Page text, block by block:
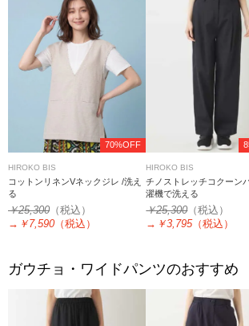
70%OFF
HIROKO BIS
コットンリネンVネックジレ /洗え
る
￥25,300 （税込）
→ ￥7,590 （税込）
HIROKO BIS
チノストレッチコクーン
濯機で洗える
￥25,300（税込）
→ ￥3,795（税込）
ガウチョ・ワイドパンツのおすすめ